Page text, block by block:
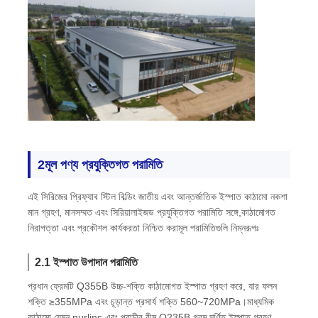
প্রিফ্যাব্রিকেটেড ইস্পাত কাঠামো
ইস্পাত কাঠামোর গুদাম
ইস্পাত কাঠামো বিল্ডিং
ইস্পাত কাঠামো নির্মাণ
ইস্পাত ফ্রেম বিল্ডিং
ইস্পাত কাঠামো ফ্যাব্রিকেশন
2মূল পণ্য প্রযুক্তিগত পরামিতি
এই সিরিজের প্রিফ্যাব স্টিল বিল্ডিং জাতীয় এবং আন্তর্জাতিক ইস্পাত কাঠামো নকশা
মান গ্রহণ, মানসম্মত এবং সিরিয়ালাইজড প্রযুক্তিগত পরামিতি সঙ্গে,কাঠামোগত
নিরাপত্তা এবং প্রকৌশল কার্যকরতা নিশ্চিত করামূল পরামিতিগুলি নিম্নরূপঃ
2.1 ইস্পাত উপাদান পরামিতি
প্রধান ফ্রেমটি Q355B উচ্চ-শক্তি কাঠামোগত ইস্পাত গ্রহণ করে, যার ফলন
শক্তি ≥355MPa এবং চূড়ান্ত প্রসার্য শক্তি 560~720MPa।মাধ্যমিক